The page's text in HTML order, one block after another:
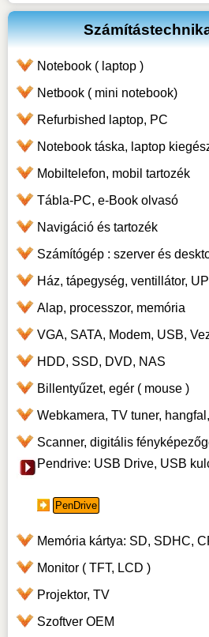
Notebook ( laptop )
Netbook ( mini notebook)
Refurbished laptop, PC
Notebook táska, laptop
Mobiltelefon, mobil tartozék
Tábla-PC, e-Book olvasó
Navigáció és tartozék
Számítógép : szerver és
Ház, tápegység, ventillátor,
Alap, processzor, memória
VGA, SATA, Modem, USB,
HDD, SSD, DVD, NAS
Billentyűzet, egér ( mouse )
Webkamera, TV tuner,
Scanner, digitális
Pendrive: USB Drive, USB
PenDrive
Memória kártya: SD, SDHC,
Monitor ( TFT, LCD )
Projektor, TV
Szoftver OEM